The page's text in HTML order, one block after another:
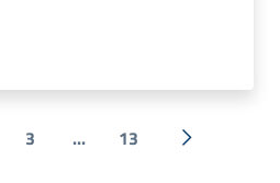
3 ... 13 Successiva